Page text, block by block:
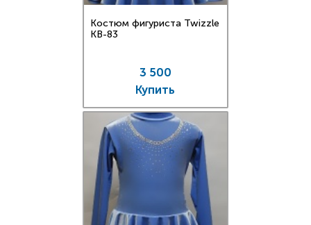
Костюм фигуриста Twizzle
KB-83
3 500
Купить